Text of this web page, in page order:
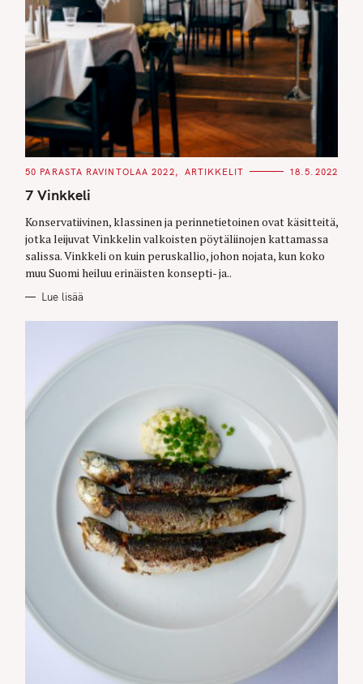
C
T
E
O
R
I
E
S
50 PARASTA RAVINTOLAA 2022 ARTIKKELIT 18.5.2022
7 Vinkkeli
Konservatiivinen, klassinen ja perinnetietoinen ovat käsitteitä,
jotka leijuvat Vinkkelin valkoisten pöytäliinojen kattamassa
salissa. Vinkkeli on kuin peruskallio, johon nojata, kun koko
muu Suomi heiluu erinäisten konsepti- ja..
Lue lisää